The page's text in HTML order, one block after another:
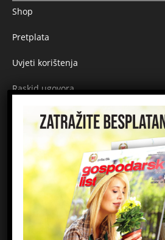
Shop
Pretplata
Uvjeti korištenja
Raskid ugovora
Načini plaćanja
Sigurnost plaćanja
Prijavite se na newsletter